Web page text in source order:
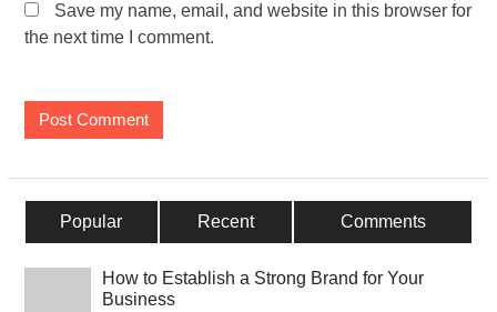
Save my name, email, and website in this browser for
the next time I comment.
Popular Recent Comments
How to Establish a Strong Brand for Your
Business